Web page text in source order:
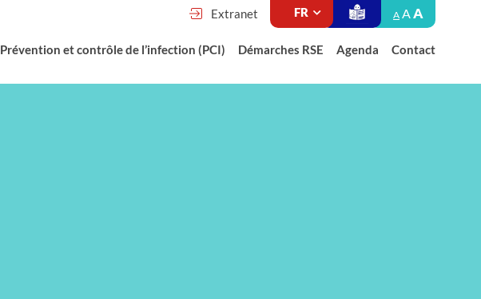
Extranet A AA
Prévention et contrôle de l’infection (PCI) Démarches RSE Agenda Contact